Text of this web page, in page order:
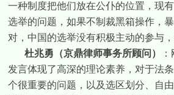
一种制度把他们放在公仆的位置，现
选举的问题，如果不制裁黑箱操作，
对，中国的选举没有积极主动的参与
杜兆勇（京鼎律师事务所顾问）
发言体现了高深的理论素养，对于法
个很重要的问题，以及选区划分、自